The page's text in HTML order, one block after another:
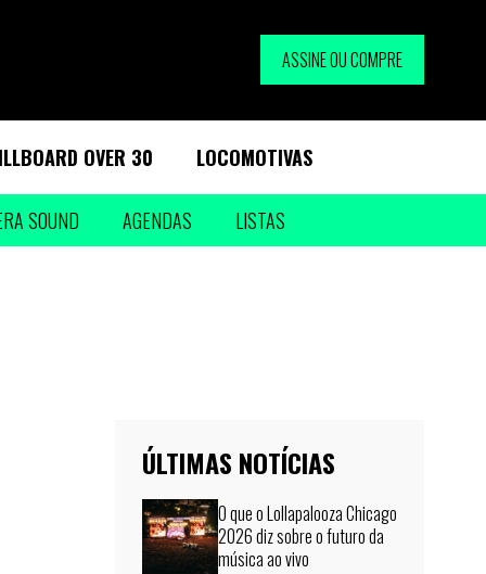
ASSINE OU COMPRE
OVER 30 LOCOMOTIVAS
SOUND AGENDAS LISTAS
ÚLTIMAS NOTÍCIAS
O que o Lollapalooza Chicago
2026 diz sobre o futuro da
música ao vivo